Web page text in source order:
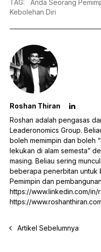
TAG: Anda Seorang
Kebolehan Diri
Roshan Thiran
Roshan adalah pengasas
Leaderonomics Group.
boleh memimpin dan boleh
lekukan di alam semesta”
masing. Beliau sering
beberapa penerbitan untuk
Pemimpin dan
https://www.linkedin.com/in/
https://
Artikel Sebelumnya